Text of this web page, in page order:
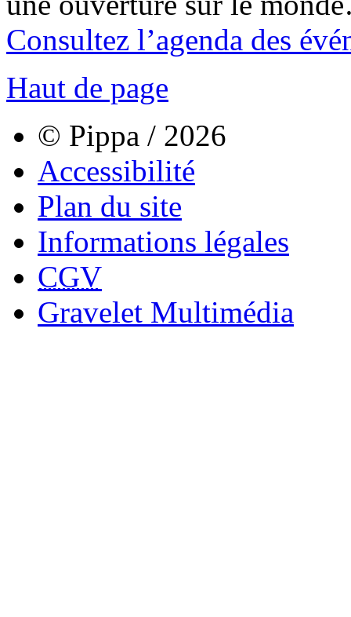
Consultez l’agenda des
Haut de page
© Pippa / 2026
Accessibilité
Plan du site
Informations légales
CGV
Gravelet Multimédia